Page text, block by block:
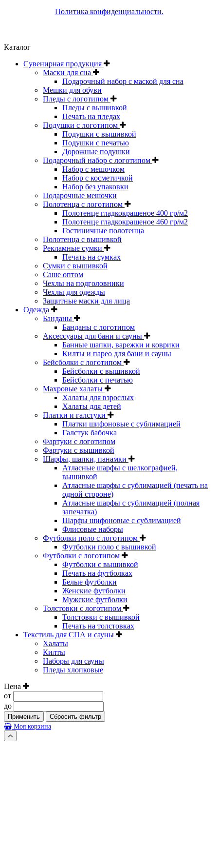
Политика конфиденциальности.
Каталог
Сувенирная продукция
Маски для сна
Подарочный набор с маской для сна
Мешки для обуви
Пледы с логотипом
Пледы с вышивкой
Печать на пледах
Подушки с логотипом
Подушки с вышивкой
Подушки с печатью
Дорожные подушки
Подарочный набор с логотипом
Набор с мешочком
Набор с косметичкой
Набор без упаковки
Подарочные мешочки
Полотенца с логотипом
Полотенце гладкокрашеное 400 гр/м2
Полотенце гладкокрашеное 460 гр/м2
Гостиничные полотенца
Полотенца с вышивкой
Рекламные сумки
Печать на сумках
Сумки с вышивкой
Саше оптом
Чехлы на подголовники
Чехлы для одежды
Защитные маски для лица
Одежда
Банданы
Банданы с логотипом
Аксессуары для бани и сауны
Банные шапки, варежки и коврики
Килты и парео для бани и сауны
Бейсболки с логотипом
Бейсболки с вышивкой
Бейсболки с печатью
Махровые халаты
Халаты для взрослых
Халаты для детей
Платки и галстуки
Платки шифоновые с сублимацией
Галстук бабочка
Фартуки с логотипом
Фартуки с вышивкой
Шарфы, шапки, панамки
Атласные шарфы с шелкографией,
вышивкой
Атласные шарфы с сублимацией (печать на
одной стороне)
Атласные шарфы с сублимацией (полная
запечатка)
Шарфы шифоновые с сублимацией
Флисовые наборы
Футболки поло с логотипом
Футболки поло с вышивкой
Футболки с логотипом
Футболки с вышивкой
Печать на футболках
Белые футболки
Женские футболки
Мужские футболки
Толстовки с логотипом
Толстовки с вышивкой
Печать на толстовках
Текстиль для СПА и сауны
Халаты
Килты
Наборы для сауны
Пледы хлопковые
Цена
от
до
Применить
Сбросить фильтр
Моя корзина